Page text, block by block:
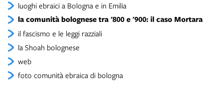
luoghi ebraici a Bologna e in Emilia
la comunità bolognese tra '800 e '900: il caso Mortara
il fascismo e le leggi razziali
la Shoah bolognese
web
foto comunità ebraica di bologna